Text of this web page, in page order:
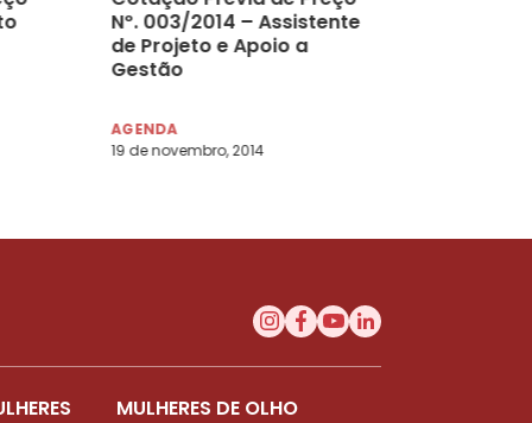
Nº. 003/2014 – Assistente
de Projeto e Apoio a
Gestão
AGENDA
19 de novembro, 2014
MULHERES DE OLHO